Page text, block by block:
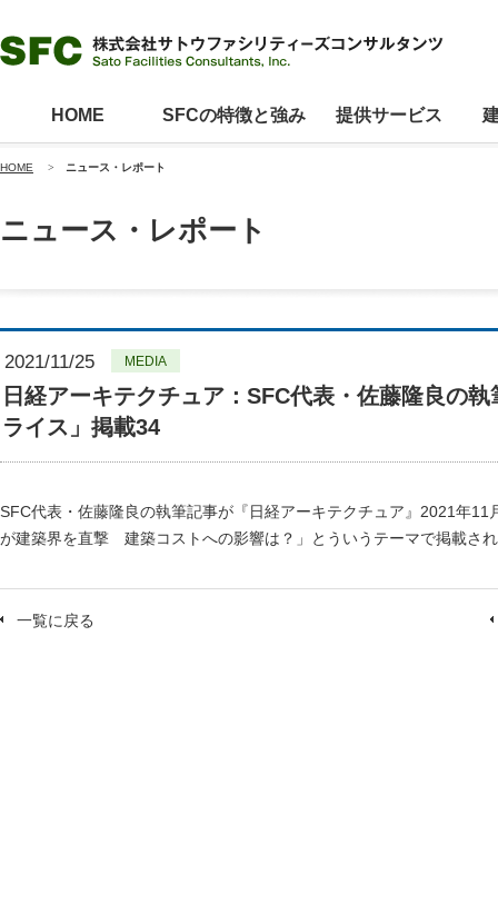
HOME SFCの特徴と強み 提供サービス
HOME > ニュース・レポート
ニュース・レポート
2021/11/25 MEDIA
日経アーキテクチュア：SFC代表・佐藤隆良の
ライス」掲載34
SFC代表・佐藤隆良の執筆記事が『日経アーキテクチュア』2021年
が建築界を直撃 建築コストへの影響は？」とういうテーマで掲載さ
一覧に戻る